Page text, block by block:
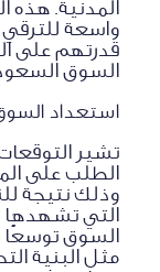
المدنية. هذه
واسعة
قدرتهم على
السوق
استعداد
الطلب على
وذلك نتيجة
التي تشهدها
السوق توسعًا
مثل البنية